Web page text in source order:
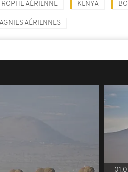
AÉRIENNE KENYA
AÉRIENNES